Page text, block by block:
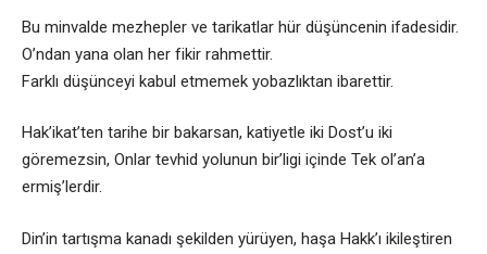
Bu minvalde mezhepler ve tarikatlar hür düşüncenin ifadesidir.
O’ndan yana olan her fikir rahmettir.
Farklı düşünceyi kabul etmemek yobazlıktan ibarettir.
Hak’ikat’ten tarihe bir bakarsan, katiyetle iki Dost’u iki
göremezsin, Onlar tevhid yolunun bir’ligi içinde Tek ol’an’a
ermiş’lerdir.
Din’in tartışma kanadı şekilden yürüyen, haşa Hakk’ı ikileştiren